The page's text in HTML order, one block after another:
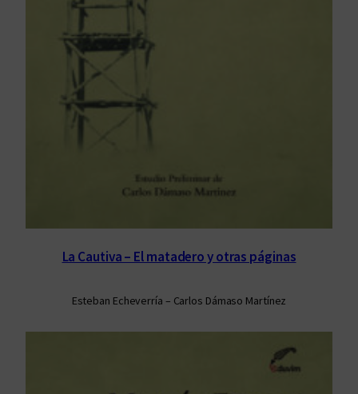
La Cautiva – El matadero y otras páginas
Esteban Echeverría – Carlos Dámaso Martínez